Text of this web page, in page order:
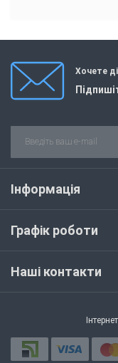
Хочете
Інформація
Графік роботи
Наші контакти